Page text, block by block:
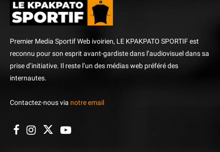
Premier Media Sportif Web ivoirien, LE KPAKPATO SPORTIF est
reconnu pour son esprit avant-gardiste dans l’audiovisuel dans sa
prise d’initiative. Il reste l’un des médias web préféré des
internautes.
Contactez-nous via notre email